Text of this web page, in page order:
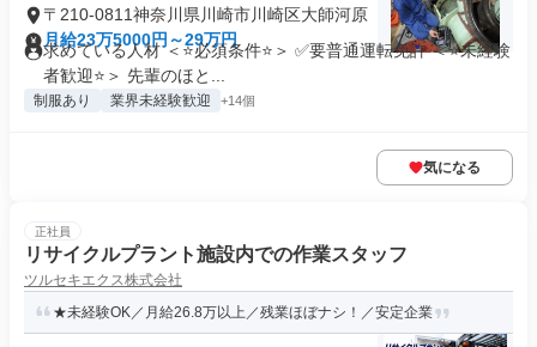
〒210-0811神奈川県川崎市川崎区大師河原
月給23万5000円～29万円
求めている人材 ＜⭐必須条件⭐＞ ✅要普通運転免許 ＜⭐未経験
者歓迎⭐＞ 先輩のほと...
制服あり 業界未経験歓迎 +14個
気になる
正社員
リサイクルプラント施設内での作業スタッフ
ツルセキエクス株式会社
★未経験OK／月給26.8万以上／残業ほぼナシ！／安定企業